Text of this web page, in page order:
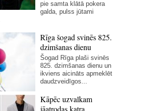
pie samta klātā pokera
galda, pulss jūtami
Rīga šogad svinēs 825.
dzimšanas dienu
Šogad Rīga plaši svinēs
825. dzimšanas dienu un
ikviens aicināts apmeklēt
daudzveidīgos...
Kāpēc uzvalkam
jāatrodas katra